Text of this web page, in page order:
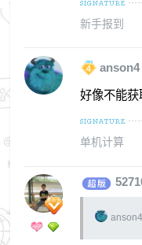
新手报到
anson4
好像不能
单机计算
anson4